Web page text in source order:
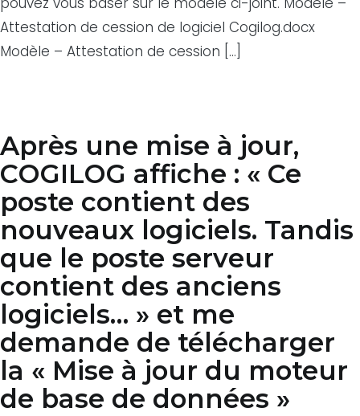
Attestation de cession de logiciel Cogilog.docx
Modèle – Attestation de cession […]
Après une mise à jour,
COGILOG affiche : « Ce
poste contient des
nouveaux logiciels. Tandis
que le poste serveur
contient des anciens
logiciels… » et me
demande de télécharger
la « Mise à jour du moteur
de base de données »